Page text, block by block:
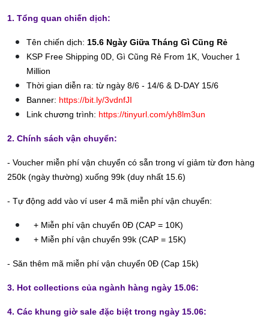
1. Tổng quan chiến dịch:
Tên chiến dịch: 15.6 Ngày Giữa Tháng Gì Cũng Rẻ
KSP Free Shipping 0D, Gì Cũng Rẻ From 1K, Voucher 1
Million
Thời gian diễn ra: từ ngày 8/6 - 14/6 & D-DAY 15/6
Banner: https://bit.ly/3vdnfJI
Link chương trình: https://tinyurl.com/yh8lm3un
2. Chính sách vận chuyển:
- Voucher miễn phí vận chuyển có sẵn trong ví giảm từ đơn hàng
250k (ngày thường) xuống 99k (duy nhất 15.6)
- Tự động add vào ví user 4 mã miễn phí vận chuyển:
+ Miễn phí vận chuyển 0Đ (CAP = 10K)
+ Miễn phí vận chuyển 99k (CAP = 15K)
- Săn thêm mã miễn phí vận chuyển 0Đ (Cap 15k)
3. Hot collections của ngành hàng ngày 15.06:
4. Các khung giờ sale đặc biệt trong ngày 15.06: